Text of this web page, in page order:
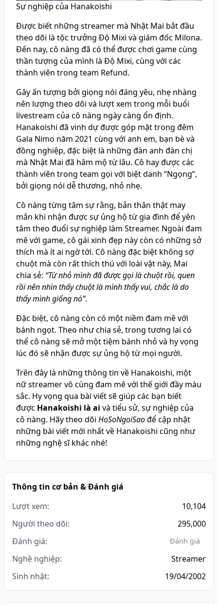
Sự nghiệp của Hanakoishi
Được biết những streamer mà Nhật Mai bắt đầu
theo dõi là tộc trưởng Độ Mixi và giám đốc Milona.
Đến nay, cô nàng đã có thể được chơi game cùng
thần tượng của mình là Độ Mixi, cùng với các
thành viên trong team Refund.
Gây ấn tượng bởi giọng nói đáng yêu, nhẹ nhàng
nên lượng theo dõi và lượt xem trong mỗi buổi
livestream của cô nàng ngày càng ổn định.
Hanakoishi đã vinh dự được góp mặt trong đêm
Gala Nimo năm 2021 cùng với anh em, bạn bè và
đồng nghiệp, đặc biệt là những đàn anh đàn chị
mà Nhật Mai đã hâm mộ từ lâu. Cô hay được các
thành viên trong team gọi với biệt danh “Ngọng”,
bởi giọng nói dễ thương, nhỏ nhẹ.
Cô nàng từng tâm sự rằng, bản thân thật may
mắn khi nhận được sự ủng hộ từ gia đình để yên
tâm theo đuổi sự nghiệp làm Streamer. Ngoài đam
mê với game, cô gái xinh đẹp này còn có những sở
thích mà ít ai ngờ tới. Cô nàng đặc biệt không sợ
chuột mà còn rất thích thú với loài vật này, Mai
chia sẻ: “Từ nhỏ mình đã được gọi là chuột rồi, quen
rồi nên nhìn thấy chuột là mình thấy vui, chắc là do
thấy mình giống nó”.
Đặc biệt, cô nàng còn có một niềm đam mê với
bánh ngọt. Theo như chia sẻ, trong tương lai có
thể cô nàng sẽ mở một tiệm bánh nhỏ và hy vọng
lúc đó sẽ nhận được sự ủng hộ từ mọi người.
Trên đây là những thông tin về Hanakoishi, một
nữ streamer vô cùng đam mê với thế giới đầy màu
sắc. Hy vọng qua bài viết sẽ giúp các bạn biết
được Hanakoishi là ai và tiểu sử, sự nghiệp của
cô nàng. Hãy theo dõi HoSoNgoiSaođể cập nhật
những bài viết mới nhất về Hanakoishi cũng như
những nghệ sĩ khác nhé!
Thông tin cơ bản & Đánh giá
Lượt xem:
10,104
Người theo dõi:
295,000
Đánh giá:
Đánh giá
Nghề nghiệp:
Streamer
Sinh nhật:
19/04/2002